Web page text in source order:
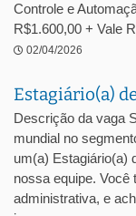
Controle e
R$1.600,00 + Vale
02/04/2026
Estagiário(a)
Descrição da vaga
mundial no
um(a) Estagiário(a)
nossa equipe. Você
administrativa, e